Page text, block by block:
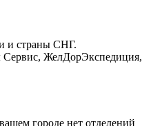
и страны СНГ.
ЖелДорЭкспедиция,
городе нет отделений